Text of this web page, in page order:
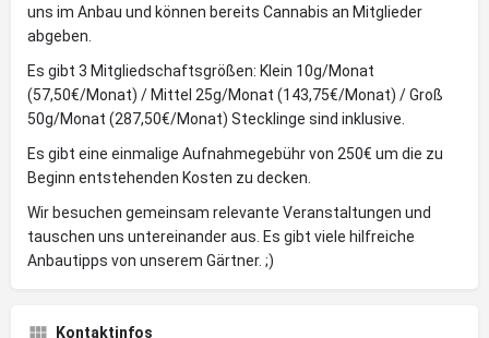
uns im Anbau und können bereits Cannabis an Mitglieder
abgeben.
Es gibt 3 Mitgliedschaftsgrößen: Klein 10g/Monat
(57,50€/Monat) / Mittel 25g/Monat (143,75€/Monat) / Groß
50g/Monat (287,50€/Monat) Stecklinge sind inklusive.
Es gibt eine einmalige Aufnahmegebühr von 250€ um die zu
Beginn entstehenden Kosten zu decken.
Wir besuchen gemeinsam relevante Veranstaltungen und
tauschen uns untereinander aus. Es gibt viele hilfreiche
Anbautipps von unserem Gärtner. ;)
Kontaktinfos